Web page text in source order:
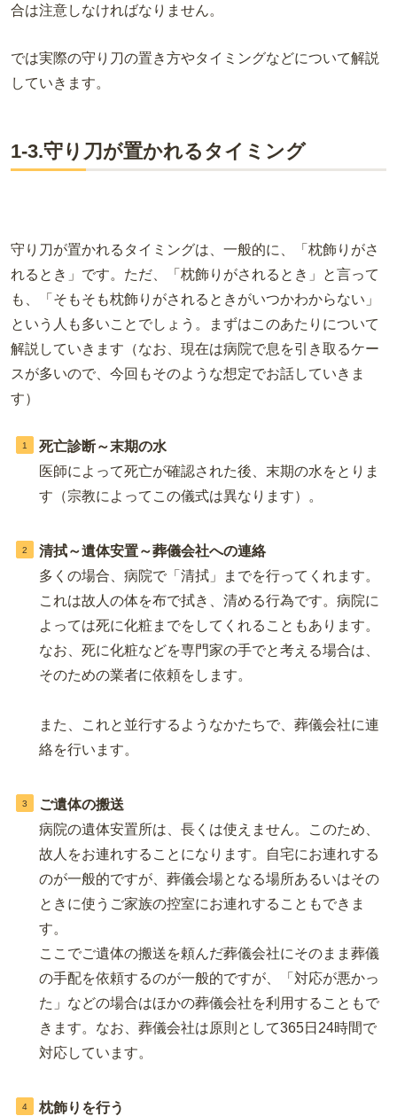
合は注意しなければなりません。
では実際の守り刀の置き方やタイミングなどについて解説
していきます。
1-3.守り刀が置かれるタイミング
守り刀が置かれるタイミングは、一般的に、「枕飾りがさ
れるとき」です。ただ、「枕飾りがされるとき」と言って
も、「そもそも枕飾りがされるときがいつかわからない」
という人も多いことでしょう。まずはこのあたりについて
解説していきます（なお、現在は病院で息を引き取るケー
スが多いので、今回もそのような想定でお話していきま
す）
死亡診断～末期の水
医師によって死亡が確認された後、末期の水をとりま
す（宗教によってこの儀式は異なります）。
清拭～遺体安置～葬儀会社への連絡
多くの場合、病院で「清拭」までを行ってくれます。
これは故人の体を布で拭き、清める行為です。病院に
よっては死に化粧までをしてくれることもあります。
なお、死に化粧などを専門家の手でと考える場合は、
そのための業者に依頼をします。
また、これと並行するようなかたちで、葬儀会社に連
絡を行います。
ご遺体の搬送
病院の遺体安置所は、長くは使えません。このため、
故人をお連れすることになります。自宅にお連れする
のが一般的ですが、葬儀会場となる場所あるいはその
ときに使うご家族の控室にお連れすることもできま
す。
ここでご遺体の搬送を頼んだ葬儀会社にそのまま葬儀
の手配を依頼するのが一般的ですが、「対応が悪かっ
た」などの場合はほかの葬儀会社を利用することもで
きます。なお、葬儀会社は原則として365日24時間で
対応しています。
枕飾りを行う